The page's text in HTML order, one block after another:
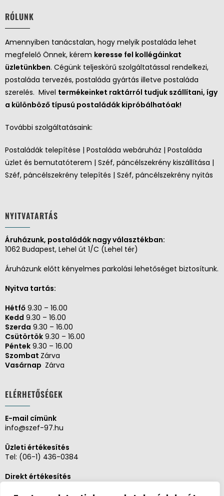
RÓLUNK
Amennyiben tanácstalan, hogy melyik postaláda lehet
megfelelő Önnek, kérem keresse fel kollégáinkat
üzletünkben. Cégünk teljeskörű szolgáltatással rendelkezi,
postaláda tervezés, postaláda gyártás illetve postaláda
szerelés. Mivel termékeinket raktárról tudjuk szállítani, így
a különböző típusú postaládák kipróbálhatóak!
További szolgáltatásaink:
Postaládák telepítése | Postaláda webáruház | Postaláda
üzlet és bemutatóterem | Széf, páncélszekrény kiszállítása |
Széf, páncélszekrény telepítés | Széf, páncélszekrény nyitás
NYITVATARTÁS
Áruházunk, postaládák nagy választékban:
1062 Budapest, Lehel út 1/C (Lehel tér)
Áruházunk előtt kényelmes parkolási lehetőséget biztosítunk.
Nyitva tartás:
Hétfő 9.30 – 16.00
Kedd 9.30 – 16.00
Szerda 9.30 – 16.00
Csütörtök 9.30 – 16.00
Péntek 9.30 – 16.00
Szombat Zárva
Vasárnap Zárva
ELÉRHETŐSÉGEK
E-mail címünk
info@szef-97.hu
Üzleti értékesítés
Tel: (06-1) 436-0384
Direkt értékesítés